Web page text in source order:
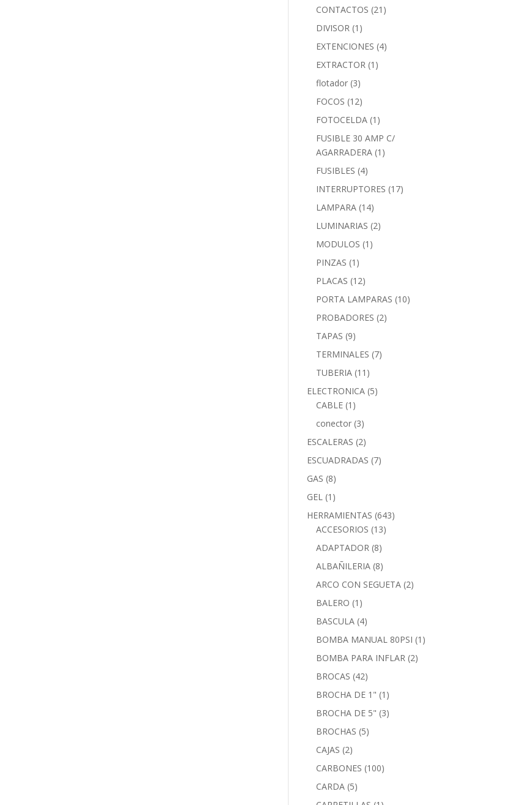
CONTACTOS (21)
DIVISOR (1)
EXTENCIONES (4)
EXTRACTOR (1)
flotador (3)
FOCOS (12)
FOTOCELDA (1)
FUSIBLE 30 AMP C/
AGARRADERA (1)
FUSIBLES (4)
INTERRUPTORES (17)
LAMPARA (14)
LUMINARIAS (2)
MODULOS (1)
PINZAS (1)
PLACAS (12)
PORTA LAMPARAS (10)
PROBADORES (2)
TAPAS (9)
TERMINALES (7)
TUBERIA (11)
ELECTRONICA (5)
CABLE (1)
conector (3)
ESCALERAS (2)
ESCUADRADAS (7)
GAS (8)
GEL (1)
HERRAMIENTAS (643)
ACCESORIOS (13)
ADAPTADOR (8)
ALBAÑILERIA (8)
ARCO CON SEGUETA (2)
BALERO (1)
BASCULA (4)
BOMBA MANUAL 80PSI (1)
BOMBA PARA INFLAR (2)
BROCAS (42)
BROCHA DE 1" (1)
BROCHA DE 5" (3)
BROCHAS (5)
CAJAS (2)
CARBONES (100)
CARDA (5)